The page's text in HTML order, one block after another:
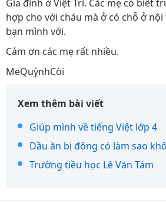
Gia đình ở Việt Trì. Các mẹ có biết
hợp cho với cháu mà ở có chỗ ở
bạn mình với.
Cảm ơn các mẹ rất nhiều.
MeQuỳnhCòi
Xem thêm bài viết
Giúp mình về tiếng Việt lớp 4
Dầu ăn bị đông có làm sao
Trường tiều học Lê Văn Tám